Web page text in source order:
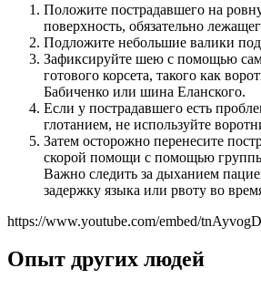
Положите пострадавшего на
поверхность, обязательно
Подложите небольшие валики
Зафиксируйте шею с помощью
готового корсета, такого как
Бабиченко или шина Еланского.
Если у пострадавшего есть
глотанием, не используйте
Затем осторожно перенесите
скорой помощи с помощью
Важно следить за дыханием
задержку языка или рвоту во
https://www.youtube.com/embed/
Опыт других людей